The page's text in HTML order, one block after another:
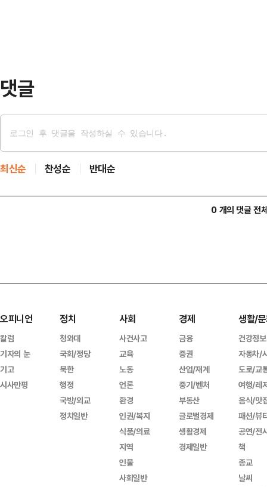
댓글
최신순 찬성순 반대순
0 개의 댓글 전
오피니언
칼럼
기자의 눈
기고
시사만평
정치
청와대
국회/정당
북한
행정
국방/외교
정치일반
사회
사건사고
교육
노동
언론
환경
인권/복지
식품/의료
지역
인물
사회일반
경제
금융
증권
산업/재계
중기/벤처
부동산
글로벌경제
생활경제
경제일반
생활/
건강정보
자동차/
도로/교
여행/레
음식/맛
패션/뷰
공연/전
책
종교
날씨